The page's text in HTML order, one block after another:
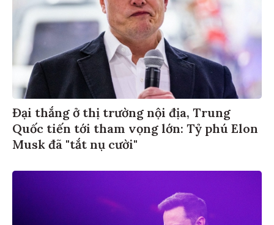
Đại thắng ở thị trường nội địa, Trung
Quốc tiến tới tham vọng lớn: Tỷ phú Elon
Musk đã "tắt nụ cười"